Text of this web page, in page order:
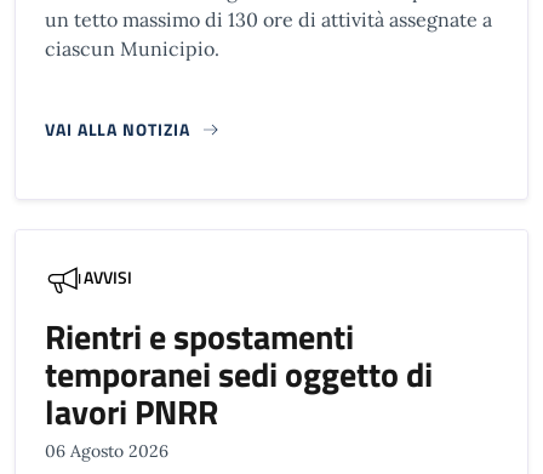
un tetto massimo di 130 ore di attività assegnate a
ciascun Municipio.
VAI ALLA NOTIZIA
AVVISI
Rientri e spostamenti
temporanei sedi oggetto di
lavori PNRR
06 Agosto 2026